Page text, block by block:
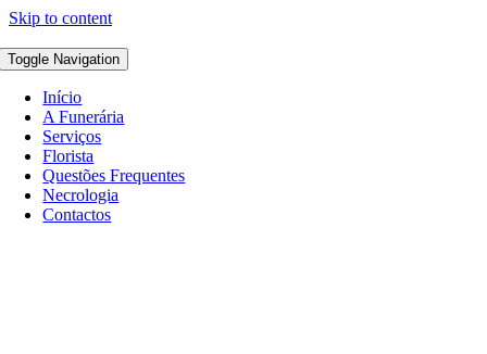
Skip to content
Toggle Navigation
Início
A Funerária
Serviços
Florista
Questões Frequentes
Necrologia
Contactos